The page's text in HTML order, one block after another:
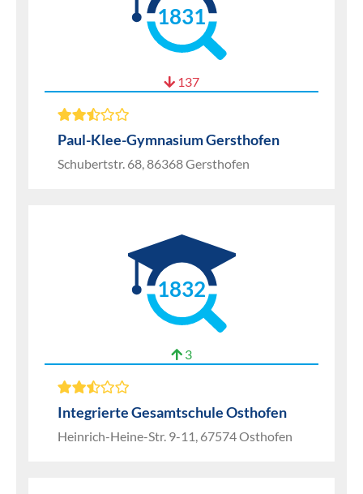
1831
137
Paul-Klee-Gymnasium Gersthofen
Schubertstr. 68, 86368 Gersthofen
1832
3
Integrierte Gesamtschule Osthofen
Heinrich-Heine-Str. 9-11, 67574 Osthofen